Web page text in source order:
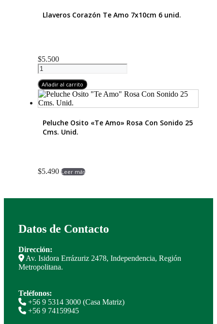
Cms.
Unid
Llaveros Corazón Te Amo 7x10cm 6 unid.
$5.500
Llaveros
Corazón
Te
Amo
7x10cm
unid.
cantidad
Añadir al carrito
Peluche Osito «Te Amo» Rosa Con Sonido 25
Cms. Unid.
$5.490 Leer más
Datos de Contacto
Dirección:
Av. Isidora Errázuriz 2478, Independencia, Región
Metropolitana.
Teléfonos:
+56 9 5314 3000 (Casa Matriz)
+56 9 74159945